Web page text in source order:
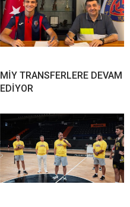
MİY TRANSFERLERE DEVAM
EDİYOR